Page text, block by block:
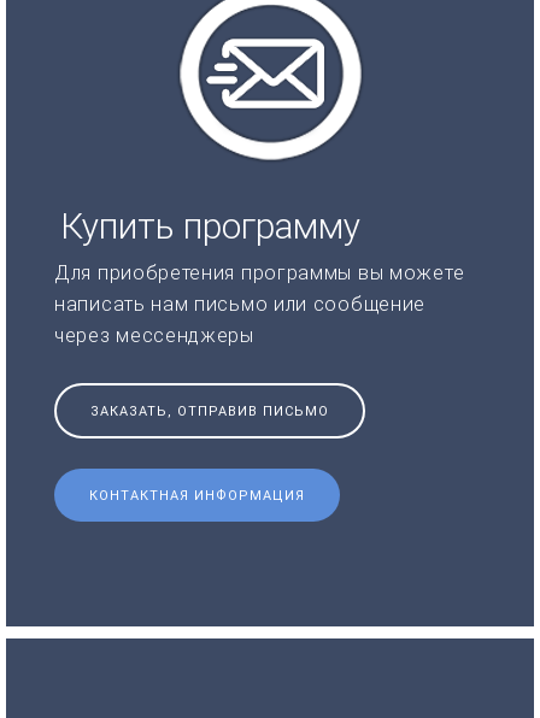
Купить программу
Для приобретения программы вы можете
написать нам письмо или сообщение
через мессенджеры
ЗАКАЗАТЬ, ОТПРАВИВ ПИСЬМО
КОНТАКТНАЯ ИНФОРМАЦИЯ